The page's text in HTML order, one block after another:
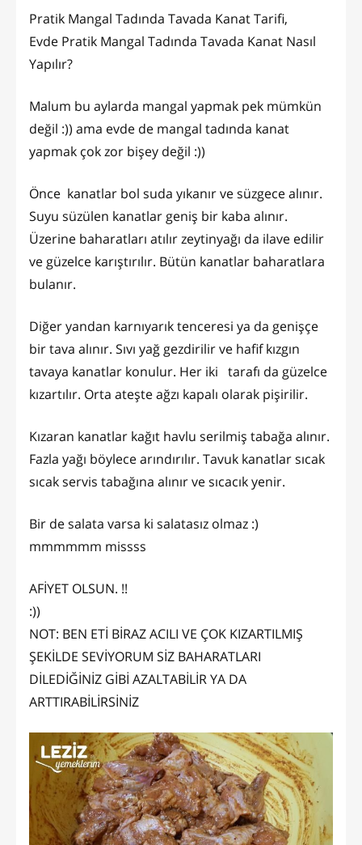
Pratik Mangal Tadında Tavada Kanat Tarifi,
Evde Pratik Mangal Tadında Tavada Kanat Nasıl
Yapılır?
Malum bu aylarda mangal yapmak pek mümkün
değil :)) ama evde de mangal tadında kanat
yapmak çok zor bişey değil :))
Önce kanatlar bol suda yıkanır ve süzgece alınır.
Suyu süzülen kanatlar geniş bir kaba alınır.
Üzerine baharatları atılır zeytinyağı da ilave edilir
ve güzelce karıştırılır. Bütün kanatlar baharatlara
bulanır.
Diğer yandan karnıyarık tenceresi ya da genişçe
bir tava alınır. Sıvı yağ gezdirilir ve hafif kızgın
tavaya kanatlar konulur. Her iki tarafı da güzelce
kızartılır. Orta ateşte ağzı kapalı olarak pişirilir.
Kızaran kanatlar kağıt havlu serilmiş tabağa alınır.
Fazla yağı böylece arındırılır. Tavuk kanatlar sıcak
sıcak servis tabağına alınır ve sıcacık yenir.
Bir de salata varsa ki salatasız olmaz :)
mmmmmm missss
AFİYET OLSUN. !!
:))
NOT: BEN ETİ BİRAZ ACILI VE ÇOK KIZARTILMIŞ
ŞEKİLDE SEVİYORUM SİZ BAHARATLARI
DİLEDİĞİNİZ GİBİ AZALTABİLİR YA DA
ARTTIRABİLİRSİNİZ